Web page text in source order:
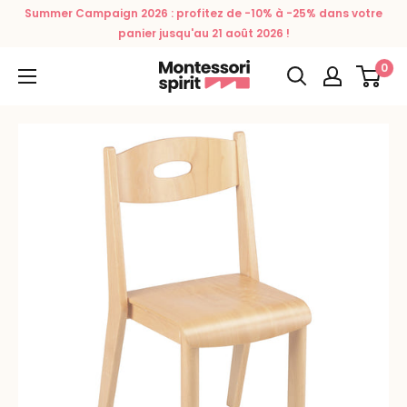
PasserSummer Campaign 2026 : profitez de -10% à -25% dans votre
panier jusqu'au 21 août 2026 !
Montessori
Spirit
0